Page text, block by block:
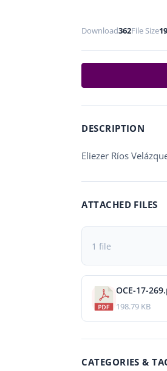
Download362File Size
DESCRIPTION
Eliezer Ríos
ATTACHED FILES
1 file
OCE-17-
198.79 KB
CATEGORIES &